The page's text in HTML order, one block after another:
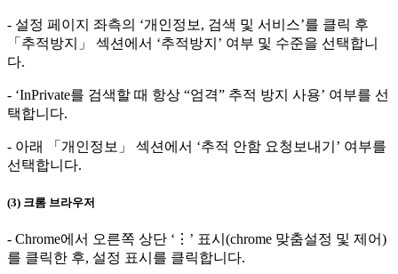
- 설정 페이지 좌측의 ‘개인정보, 검색 및 서비스’를 클릭 후
「추적방지」 섹션에서 ‘추적방지’ 여부 및 수준을 선택합니
다.
- ‘InPrivate를 검색할 때 항상 “엄격” 추적 방지 사용’ 여부를 선
택합니다.
- 아래 「개인정보」 섹션에서 ‘추적 안함 요청보내기’ 여부를
선택합니다.
(3) 크롬 브라우저
- Chrome에서 오른쪽 상단 ‘⋮’ 표시(chrome 맞춤설정 및 제어)
를 클릭한 후, 설정 표시를 클릭합니다.